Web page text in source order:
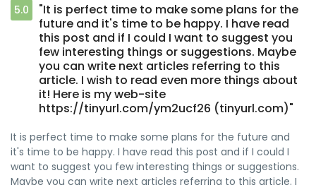
5.0
"It is perfect time to make some plans for the
future and it's time to be happy. I have read
this post and if I could I want to suggest you
few interesting things or suggestions. Maybe
you can write next articles referring to this
article. I wish to read even more things about
it! Here is my web-site
https://tinyurl.com/ym2ucf26 (tinyurl.com)"
It is perfect time to make some plans for the future and
it's time to be happy. I have read this post and if I could I
want to suggest you few interesting things or suggestions.
Maybe you can write next articles referring to this article. I